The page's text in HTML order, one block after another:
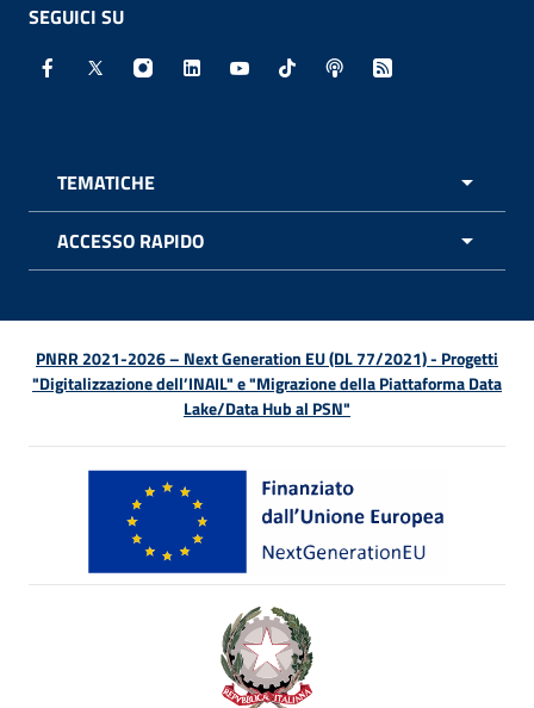
SEGUICI SU
Facebook - Sito esterno - Apertura in nuova finestra
X - Sito esterno - Apertura in nuova finestra
Instagram - Sito esterno - Apertura in
Linkedin - Sito esterno - Apertura in
Youtube - Sito esterno -
TikTok - Sito esterno -
Spreaker - Sito
Feed RSS -
TEMATICHE
ACCESSO RAPIDO
PNRR 2021-2026 – Next Generation EU (DL 77/2021) - Progetti
"Digitalizzazione dell’INAIL" e "Migrazione della Piattaforma Data
Lake/Data Hub al PSN"